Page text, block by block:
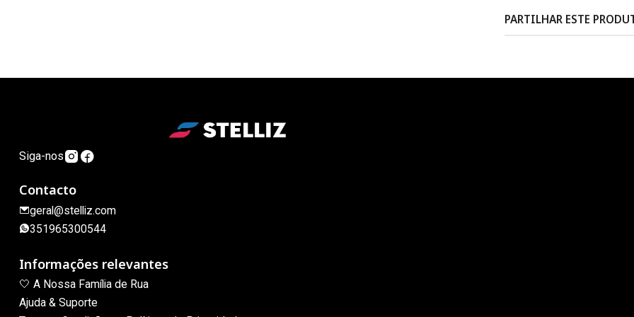
PARTILHAR ESTE
Siga-nos
Contacto
geral@stelliz.com
351965300544
Informações relevantes
🤍 A Nossa Família de Rua
Ajuda & Suporte